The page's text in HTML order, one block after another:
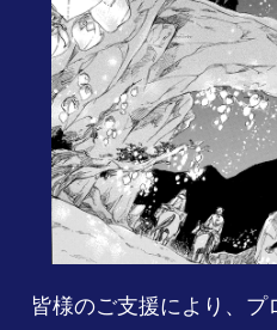
皆様のご支援により、